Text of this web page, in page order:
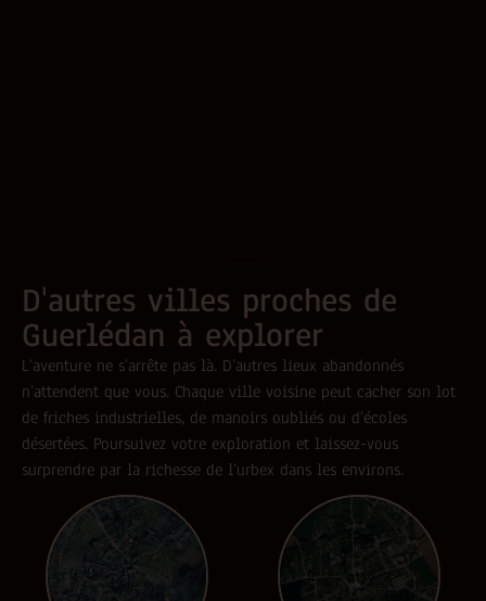
D'autres villes proches de
Guerlédan à explorer
L’aventure ne s’arrête pas là. D’autres lieux abandonnés
n’attendent que vous. Chaque ville voisine peut cacher son lot
de friches industrielles, de manoirs oubliés ou d’écoles
désertées. Poursuivez votre exploration et laissez-vous
surprendre par la richesse de l’urbex dans les environs.